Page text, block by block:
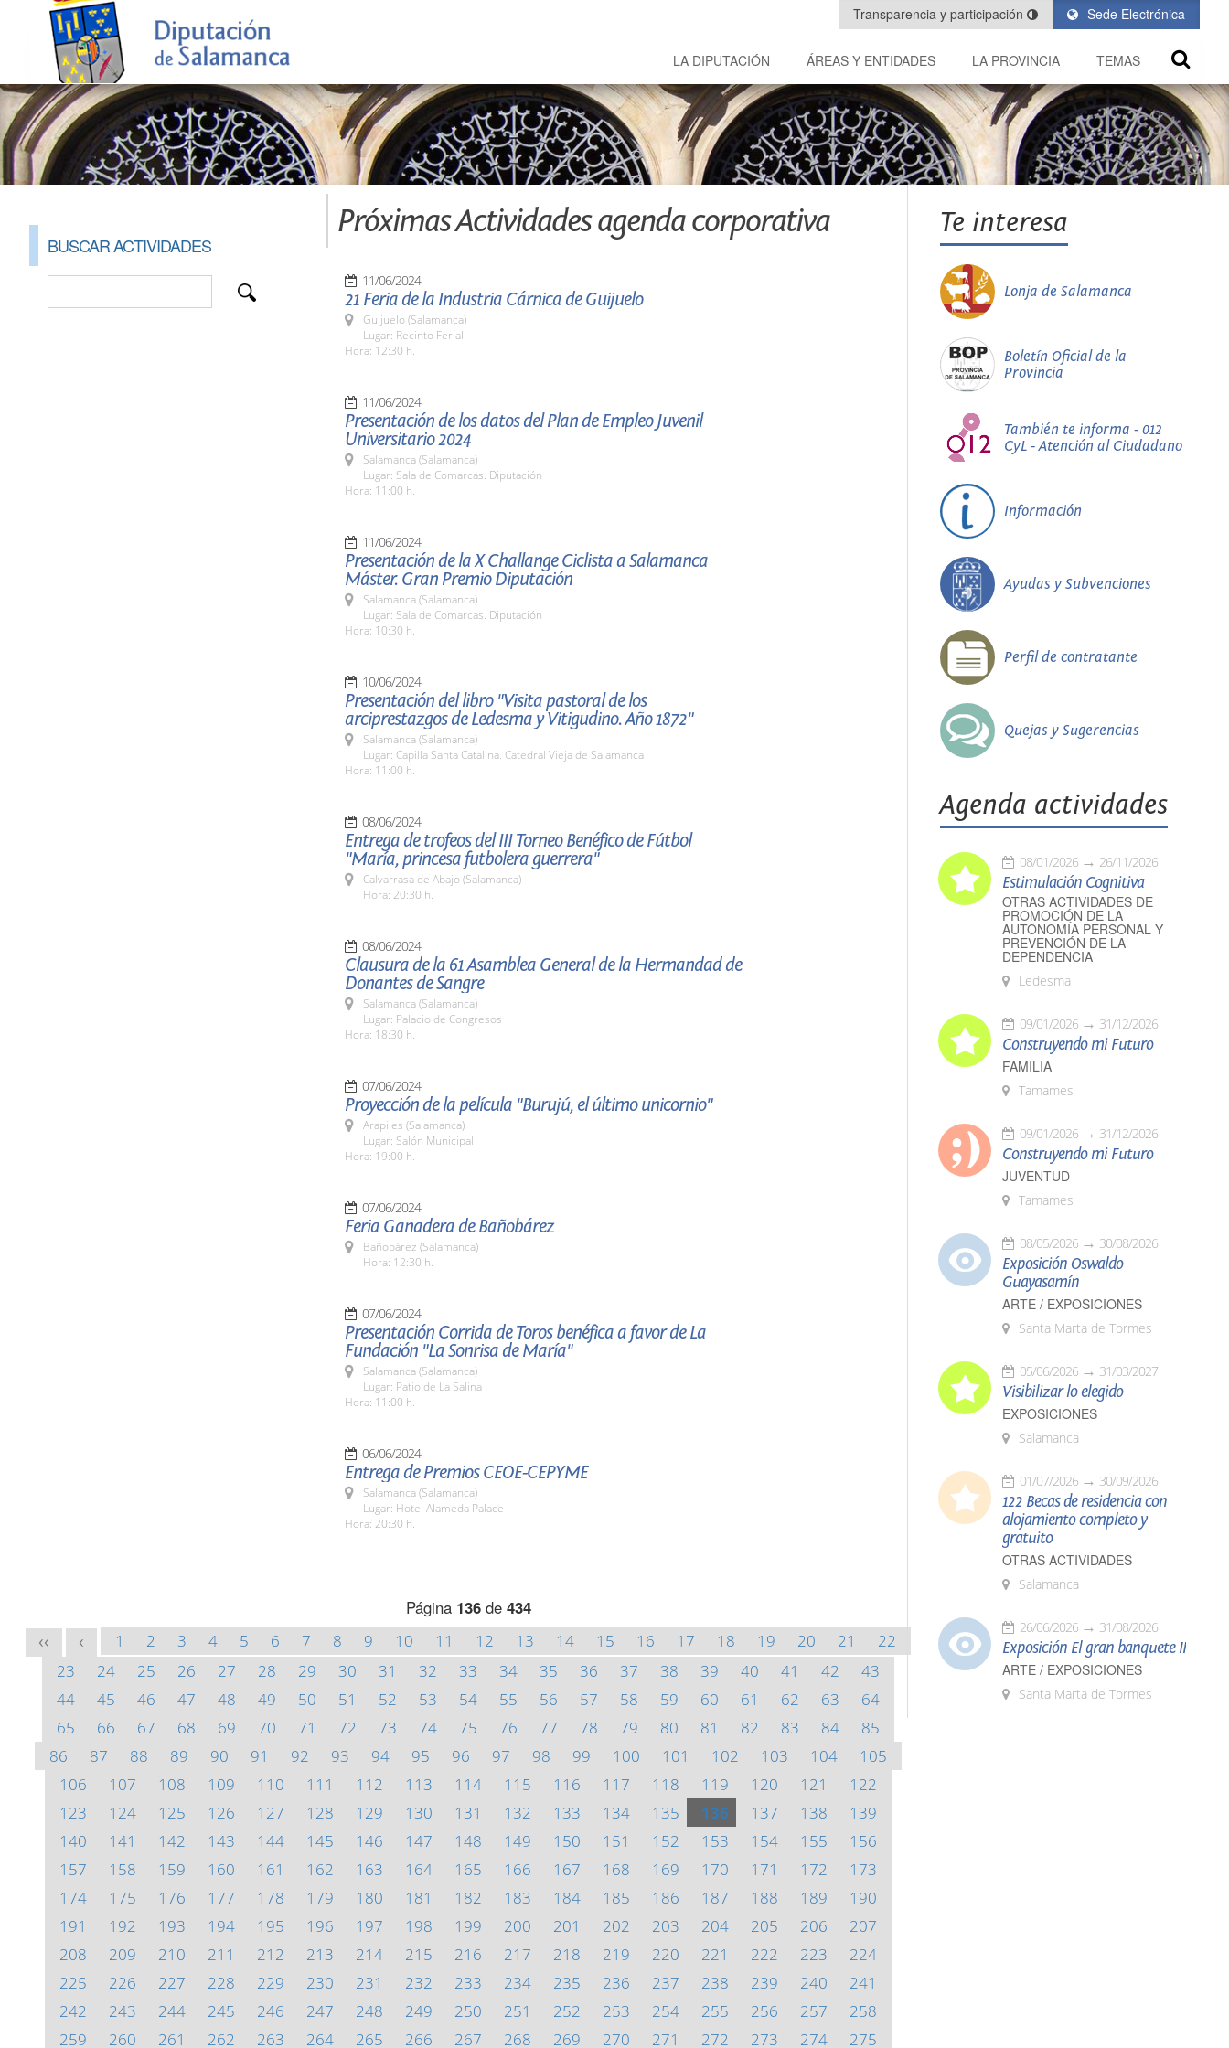
Sede Electrónica
Transparencia y participación
LA DIPUTACIÓN ÁREAS Y ENTIDADES LA PROVINCIA TEMAS
BUSCAR ACTIVIDADES
Próximas Actividades agenda corporativa
11/06/2024
21 Feria de la Industria Cárnica de Guijuelo
Guijuelo (Salamanca)
Lugar: Recinto Ferial
Hora: 12:30 h.
11/06/2024
Presentación de los datos del Plan de Empleo Juvenil
Universitario 2024
Salamanca (Salamanca)
Lugar: Sala de Comarcas. Diputación
Hora: 11:00 h.
11/06/2024
Presentación de la X Challange Ciclista a Salamanca
Máster. Gran Premio Diputación
Salamanca (Salamanca)
Lugar: Sala de Comarcas. Diputación
Hora: 10:30 h.
10/06/2024
Presentación del libro "Visita pastoral de los
arciprestazgos de Ledesma y Vitigudino. Año 1872"
Salamanca (Salamanca)
Lugar: Capilla Santa Catalina. Catedral Vieja de Salamanca
Hora: 11:00 h.
08/06/2024
Entrega de trofeos del III Torneo Benéfico de Fútbol
"María, princesa futbolera guerrera"
Calvarrasa de Abajo (Salamanca)
Hora: 20:30 h.
08/06/2024
Clausura de la 61 Asamblea General de la Hermandad de
Donantes de Sangre
Salamanca (Salamanca)
Lugar: Palacio de Congresos
Hora: 18:30 h.
07/06/2024
Proyección de la película "Burujú, el último unicornio"
Arapiles (Salamanca)
Lugar: Salón Municipal
Hora: 19:00 h.
07/06/2024
Feria Ganadera de Bañobárez
Bañobárez (Salamanca)
Hora: 12:30 h.
07/06/2024
Presentación Corrida de Toros benéfica a favor de La
Fundación "La Sonrisa de María"
Salamanca (Salamanca)
Lugar: Patio de La Salina
Hora: 11:00 h.
06/06/2024
Entrega de Premios CEOE-CEPYME
Salamanca (Salamanca)
Lugar: Hotel Alameda Palace
Hora: 20:30 h.
Página 136de 434
<< < 1 2 3 4 5 6 7 8 9 10 11 12 13 14 15 16 17 18 19 20 21
22
23
24 25 26 27 28 29 30 31 32 33 34 35 36 37 38 39 40 41 42
43
44
45 46 47 48 49 50 51 52 53 54 55 56 57 58 59 60 61 62 63
64
65
66 67 68 69 70 71 72 73 74 75 76 77 78 79 80 81 82 83 84
85
86
87 88 89 90 91 92 93 94 95 96 97 98 99 100 101 102 103 104
105
106
107 108 109 110 111 112 113 114 115 116 117 118 119 120 121
122
123
124 125 126 127 128 129 130 131 132 133 134 135 136 137 138
139
140
141 142 143 144 145 146 147 148 149 150 151 152 153 154 155
156
157
158 159 160 161 162 163 164 165 166 167 168 169 170 171 172
173
174
175 176 177 178 179 180 181 182 183 184 185 186 187 188 189
190
191
192 193 194 195 196 197 198 199 200 201 202 203 204 205 206
207
208
209 210 211 212 213 214 215 216 217 218 219 220 221 222 223
224
225
226 227 228 229 230 231 232 233 234 235 236 237 238 239 240
241
242
243 244 245 246 247 248 249 250 251 252 253 254 255 256 257
258
259
260 261 262 263 264 265 266 267 268 269 270 271 272 273 274 275
Te interesa
Lonja de Salamanca
Boletín Oficial de la
Provincia
También te informa - 012
CyL - Atención al Ciudadano
Información
Ayudas y Subvenciones
Perfil de contratante
Quejas y Sugerencias
Agenda actividades
08/01/2026 26/11/2026
Estimulación Cognitiva
OTRAS ACTIVIDADES DE
PROMOCIÓN DE LA
AUTONOMÍA PERSONAL Y
PREVENCIÓN DE LA
DEPENDENCIA
Ledesma
09/01/2026 31/12/2026
Construyendo mi Futuro
FAMILIA
Tamames
09/01/2026 31/12/2026
Construyendo mi Futuro
JUVENTUD
Tamames
08/05/2026 30/08/2026
Exposición Oswaldo
Guayasamín
ARTE / EXPOSICIONES
Santa Marta de Tormes
05/06/2026 31/03/2027
Visibilizar lo elegido
EXPOSICIONES
Salamanca
01/07/2026 30/09/2026
122 Becas de residencia con
alojamiento completo y
gratuito
OTRAS ACTIVIDADES
Salamanca
26/06/2026 31/08/2026
Exposición El gran banquete II
ARTE / EXPOSICIONES
Santa Marta de Tormes